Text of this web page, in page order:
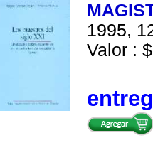
1995,
Valor :